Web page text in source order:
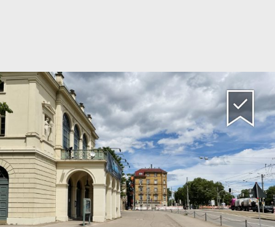
Mehrfamilienhaus
(Kulturdenkmal) Stuttgart-Bad
Cannstatt
Mehrfamilienhaus / Wohnanlage